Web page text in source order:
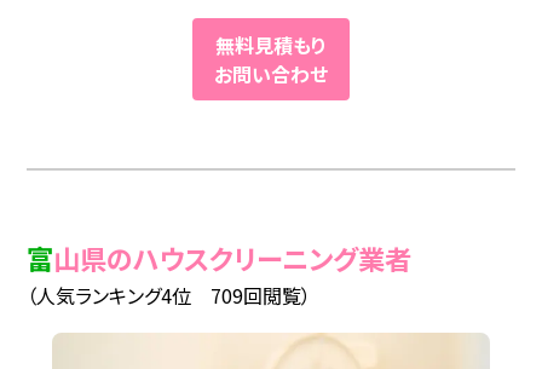
無料見積もり
お問い合わせ
富山県のハウスクリーニング業者
（人気ランキング4位 709回閲覧）